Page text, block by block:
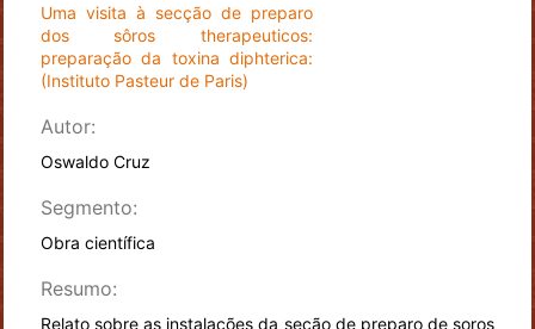
Uma visita à secção de preparo
dos sôros therapeuticos:
preparação da toxina diphterica:
(Instituto Pasteur de Paris)
Autor:
Oswaldo Cruz
Segmento:
Obra científica
Resumo:
Relato sobre as instalações da seção de preparo de soros